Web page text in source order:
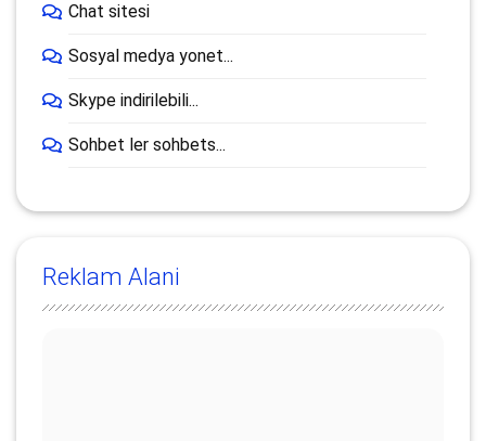
Chat sitesi
Sosyal medya yonet...
Skype indirilebili...
Sohbet ler sohbets...
Reklam Alani